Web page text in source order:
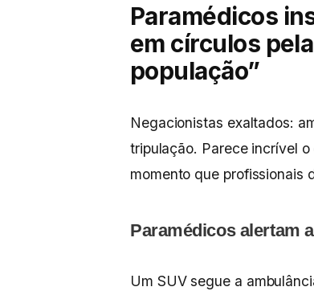
Paramédicos
em círculos
população”
Negacionistas exaltados:
tripulação. Parece incrível
momento que profissionais
Paramédicos alertam
Um SUV segue a